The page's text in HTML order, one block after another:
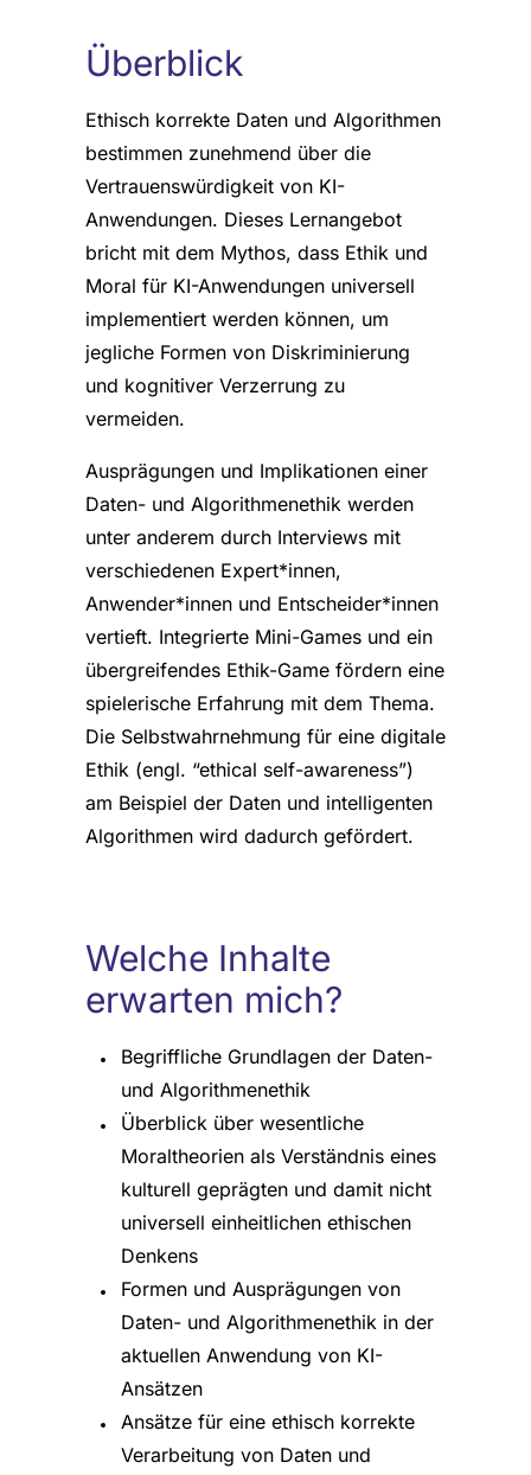
Überblick
Ethisch korrekte Daten und Algorithmen
bestimmen zunehmend über die
Vertrauenswürdigkeit von KI-
Anwendungen. Dieses Lernangebot
bricht mit dem Mythos, dass Ethik und
Moral für KI-Anwendungen universell
implementiert werden können, um
jegliche Formen von Diskriminierung
und kognitiver Verzerrung zu
vermeiden.
Ausprägungen und Implikationen einer
Daten- und Algorithmenethik werden
unter anderem durch Interviews mit
verschiedenen Expert*innen,
Anwender*innen und Entscheider*innen
vertieft. Integrierte Mini-Games und ein
übergreifendes Ethik-Game fördern eine
spielerische Erfahrung mit dem Thema.
Die Selbstwahrnehmung für eine digitale
Ethik (engl. “ethical self-awareness”)
am Beispiel der Daten und intelligenten
Algorithmen wird dadurch gefördert.
Welche Inhalte
erwarten mich?
Begriffliche Grundlagen der Daten-
und Algorithmenethik
Überblick über wesentliche
Moraltheorien als Verständnis eines
kulturell geprägten und damit nicht
universell einheitlichen ethischen
Denkens
Formen und Ausprägungen von
Daten- und Algorithmenethik in der
aktuellen Anwendung von KI-
Ansätzen
Ansätze für eine ethisch korrekte
Verarbeitung von Daten und